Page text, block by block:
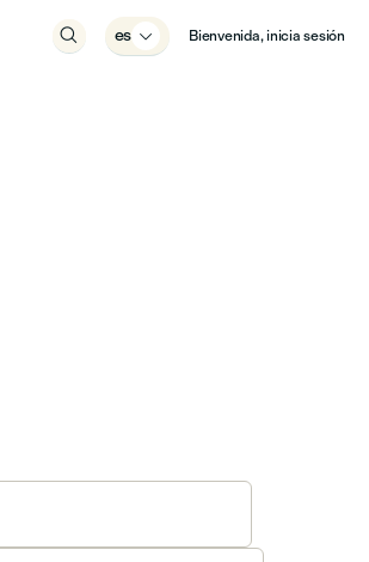
 es  Bienvenida, inicia sesión